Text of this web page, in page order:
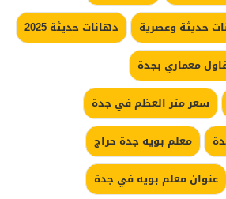
حديثة وعصرية
دهانات حديثة 2025
معماري بجدة
سعر متر العظم في جدة
معلم بويه جدة حراج
عنوان معلم بويه في جدة